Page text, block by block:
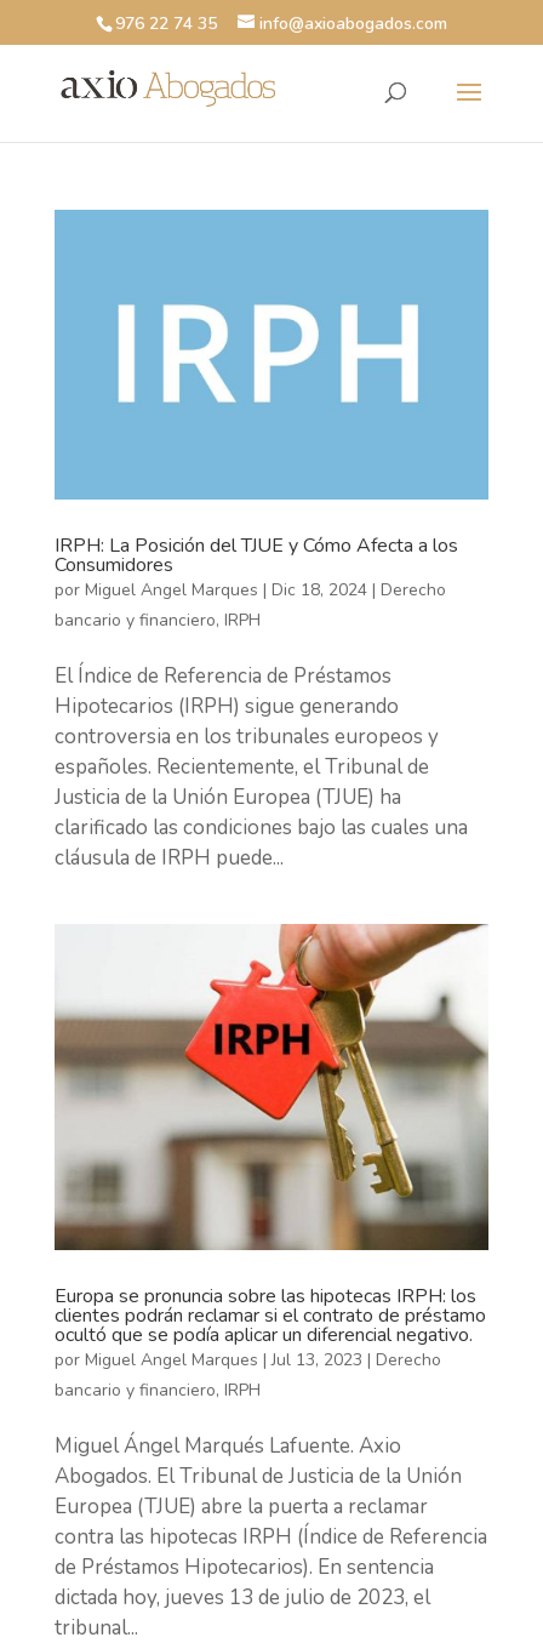
976 22 74 35 info@axioabogados.com
IRPH: La Posición del TJUE y Cómo Afecta a los
Consumidores
por Miguel Angel Marques | Dic 18, 2024| Derecho
bancario y financiero, IRPH
El Índice de Referencia de Préstamos
Hipotecarios (IRPH) sigue generando
controversia en los tribunales europeos y
españoles. Recientemente, el Tribunal de
Justicia de la Unión Europea (TJUE) ha
clarificado las condiciones bajo las cuales una
cláusula de IRPH puede...
Europa se pronuncia sobre las hipotecas IRPH: los
clientes podrán reclamar si el contrato de préstamo
ocultó que se podía aplicar un diferencial negativo.
por Miguel Angel Marques |Jul 13, 2023 | Derecho
bancario y financiero, IRPH
Miguel Ángel Marqués Lafuente. Axio
Abogados. El Tribunal de Justicia de la Unión
Europea (TJUE) abre la puerta a reclamar
contra las hipotecas IRPH (Índice de Referencia
de Préstamos Hipotecarios). En sentencia
dictada hoy, jueves 13 de julio de 2023, el
tribunal...